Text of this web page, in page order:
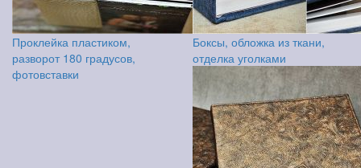
Проклейка пластиком,
разворот 180 градусов,
фотовставки
Боксы, обложка из ткани,
отделка уголками